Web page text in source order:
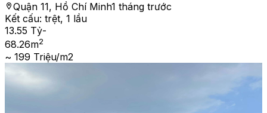
Quận 11, Hồ Chí Minh1 tháng trước
Kết cấu: trệt, 1 lầu
13.55 Tỷ-
68.26m2
~ 199 Triệu/m2